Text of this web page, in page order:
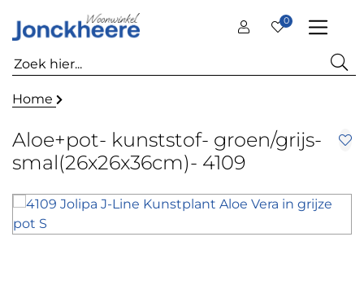
0
Home
Aloe+pot- kunststof- groen/grijs-
smal(26x26x36cm)- 4109